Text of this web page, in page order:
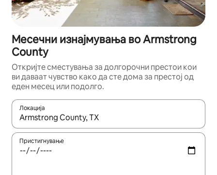
Месечни изнајмувања во Armstrong
County
Откријте сместувања за долгорочни престои кои
ви даваат чувство како да сте дома за престој од
еден месец или подолго.
Локација
Кога резултатите се достапни, движете се со копчињата
Пристигнување